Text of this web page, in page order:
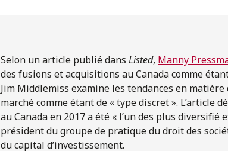
Selon un article publié dans Listed, Manny
des fusions et acquisitions au Canada comme
Jim Middlemiss examine les tendances en
marché comme étant de « type discret ». L’article
au Canada en 2017 a été « l’un des plus diversifié
président du groupe de pratique du droit des
du capital d’investissement.